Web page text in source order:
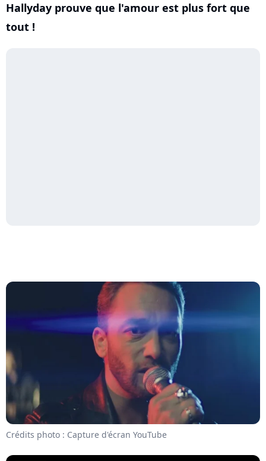
Hallyday prouve que l'amour est plus fort que
tout !
Crédits photo : Capture d'écran YouTube